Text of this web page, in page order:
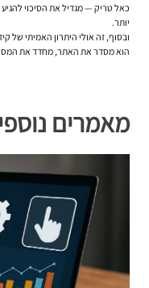
כאל טריק — מגדיל את הסיכוי להגיע
יותר.
ובסוף, זה אולי היתרון האמיתי של
הוא מסדר את האתר, מחדד את
מאמרים